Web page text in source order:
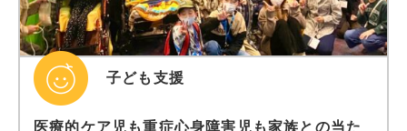
子ども支援
医療的ケア児も重症心身障害児も家族との当た